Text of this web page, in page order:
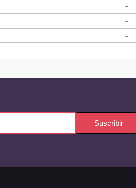
-
-
-
Suscribir